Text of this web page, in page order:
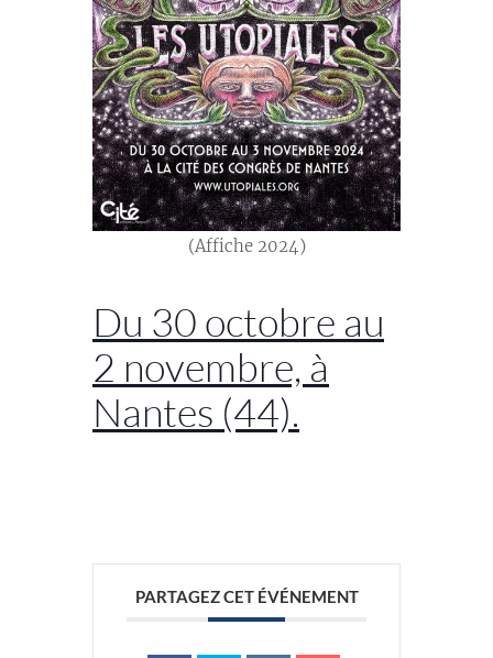
(Affiche 2024)
Du 30 octobre au
2 novembre, à
Nantes (44).
PARTAGEZ CET ÉVÉNEMENT